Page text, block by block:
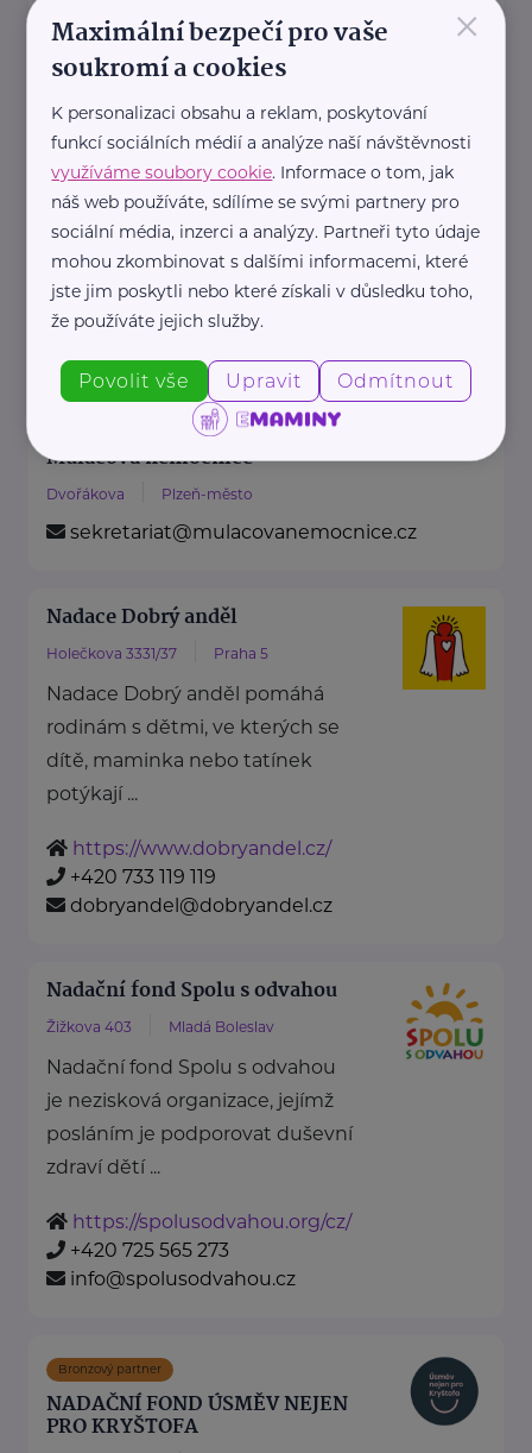
https://www.kolpingsmecno.cz/
ludmila.janzurova@kolpingsmecno.cz
Ministerstvo zdravotnictví ČR
https://www.mzcr.cz/
mzcr@mzcr.cz
Mulačova nemocnice
Dvořákova Plzeň-město
sekretariat@mulacovanemocnice.cz
Nadace Dobrý anděl
Holečkova 3331/37 Praha 5
Nadace Dobrý anděl pomáhá
rodinám s dětmi, ve kterých se
dítě, maminka nebo tatínek
potýkají ...
https://www.dobryandel.cz/
+420 733 119 119
dobryandel@dobryandel.cz
Nadační fond Spolu s odvahou
Žižkova 403 Mladá Boleslav
Nadační fond Spolu s odvahou
je nezisková organizace, jejímž
posláním je podporovat duševní
zdraví dětí ...
https://spolusodvahou.org/cz/
+420 725 565 273
info@spolusodvahou.cz
Bronzový partner
NADAČNÍ FOND ÚSMĚV NEJEN
PRO KRYŠTOFA
×
Maximální bezpečí pro vaše
soukromí a cookies
K personalizaci obsahu a reklam, poskytování
funkcí sociálních médií a analýze naší návštěvnosti
využíváme soubory cookie. Informace o tom, jak
náš web používáte, sdílíme se svými partnery pro
sociální média, inzerci a analýzy. Partneři tyto údaje
mohou zkombinovat s dalšími informacemi, které
jste jim poskytli nebo které získali v důsledku toho,
že používáte jejich služby.
Povolit vše Upravit Odmítnout